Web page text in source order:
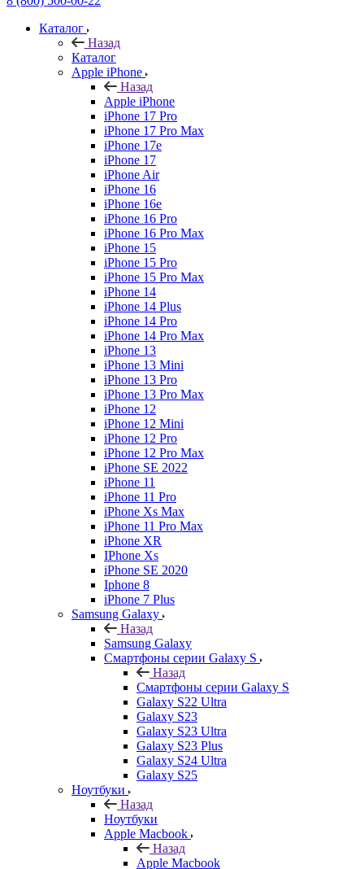
Каталог
Назад
Каталог
Apple iPhone
Назад
Apple iPhone
iPhone 17 Pro
iPhone 17 Pro Max
iPhone 17e
iPhone 17
iPhone Air
iPhone 16
iPhone 16e
iPhone 16 Pro
iPhone 16 Pro Max
iPhone 15
iPhone 15 Pro
iPhone 15 Pro Max
iPhone 14
iPhone 14 Plus
iPhone 14 Pro
iPhone 14 Pro Max
iPhone 13
iPhone 13 Mini
iPhone 13 Pro
iPhone 13 Pro Max
iPhone 12
iPhone 12 Mini
iPhone 12 Pro
iPhone 12 Pro Max
iPhone SE 2022
iPhone 11
iPhone 11 Pro
iPhone Xs Max
iPhone 11 Pro Max
iPhone XR
IPhone Xs
iPhone SE 2020
Iphone 8
iPhone 7 Plus
Samsung Galaxy
Назад
Samsung Galaxy
Смартфоны серии Galaxy S
Назад
Смартфоны серии Galaxy S
Galaxy S22 Ultra
Galaxy S23
Galaxy S23 Ultra
Galaxy S23 Plus
Galaxy S24 Ultra
Galaxy S25
Ноутбуки
Назад
Ноутбуки
Apple Macbook
Назад
Apple Macbook